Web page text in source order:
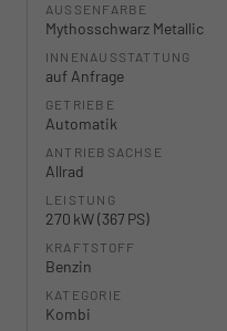
AUSSENFARBE
Mythosschwarz Metallic
INNENAUSSTATTUNG
auf Anfrage
GETRIEBE
Automatik
ANTRIEBSACHSE
Allrad
LEISTUNG
270 kW (367 PS)
KRAFTSTOFF
Benzin
KATEGORIE
Kombi